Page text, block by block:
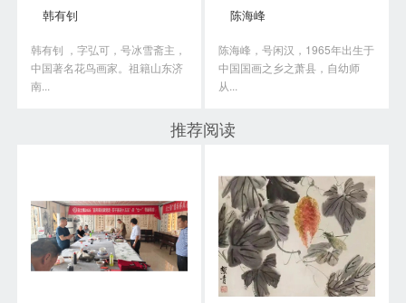
韩有钊
韩有钊 ，字弘可，号冰雪斋主，
中国著名花鸟画家。祖籍山东济
南...
陈海峰
陈海峰，号闲汉，1965年出生于
中国国画之乡之萧县，自幼师
从...
推荐阅读